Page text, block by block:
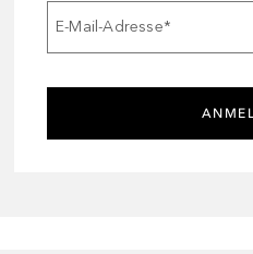
E-Mail-Adresse*